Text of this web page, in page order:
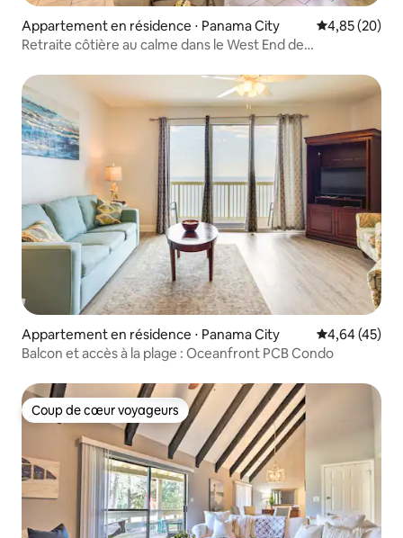
Appartement en résidence ⋅ Panama City Évaluation
4,85 (20)
Retraite côtière au calme dans le West End de
Appartement en résidence ⋅ Panama City Évaluation
4,64 (45)
Balcon et accès à la plage : Oceanfront PCB Condo
Coup de cœur voyageurs
Coup de cœur voyageurs